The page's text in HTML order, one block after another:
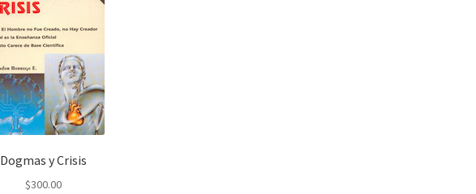
Dogmas y Crisis
$300.00